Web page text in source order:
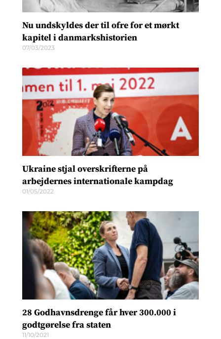
Nu undskyldes der til ofre for et mørkt
kapitel i danmarkshistorien
07/03/2023
Ukraine stjal overskrifterne på
arbejdernes internationale kampdag
01/05/2022
28 Godhavnsdrenge får hver 300.000 i
godtgørelse fra staten
11/10/2021